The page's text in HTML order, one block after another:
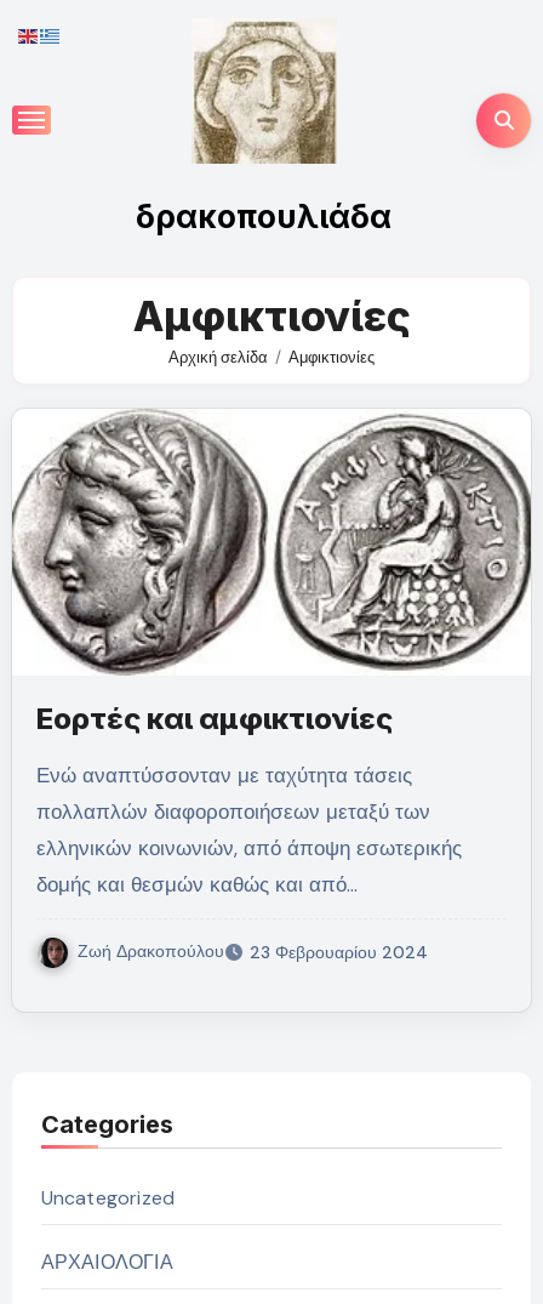
to
δρακοπουλιάδα
Αμφικτιονίες
Αρχική σελίδα Αμφικτιονίες
Εορτές και αμφικτιονίες
Ενώ αναπτύσσονταν με ταχύτητα τάσεις
πολλαπλών διαφοροποιήσεων μεταξύ των
ελληνικών κοινωνιών, από άποψη εσωτερικής
δομής και θεσμών καθώς και από…
Ζωή Δρακοπούλου 23 Φεβρουαρίου 2024
Categories
Uncategorized
ΑΡΧΑΙΟΛΟΓΙΑ